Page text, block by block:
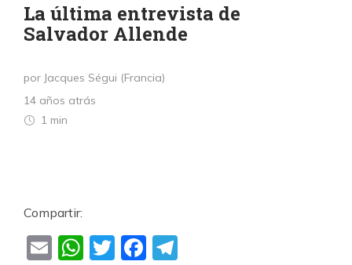
La última entrevista de
Salvador Allende
por Jacques Ségui (Francia)
14 años atrás
1 min
Compartir:
EmailWhatsApp
TwitterFacebook